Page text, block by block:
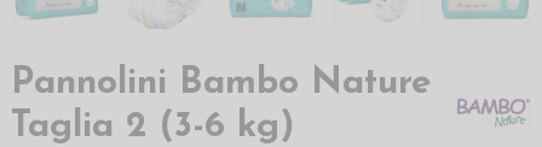
Pannolini Bambo Nature
Taglia 2 (3-6 kg)